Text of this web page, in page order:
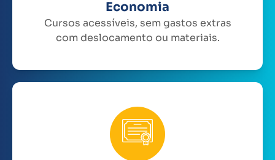
Economia
Cursos acessíveis, sem gastos extras
com deslocamento ou materiais.